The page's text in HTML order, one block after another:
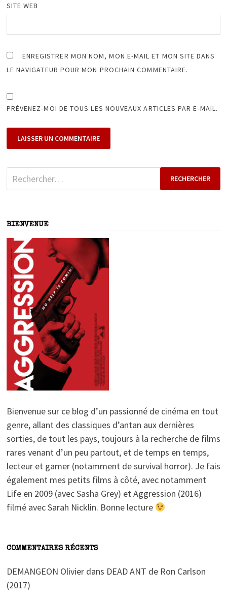
SITE WEB
ENREGISTRER MON NOM, MON E-MAIL ET MON SITE DANS
LE NAVIGATEUR POUR MON PROCHAIN COMMENTAIRE.
PRÉVENEZ-MOI DE TOUS LES NOUVEAUX ARTICLES PAR E-MAIL.
Rechercher :
BIENVENUE
Bienvenue sur ce blog d’un passionné de cinéma en tout
genre, allant des classiques d’antan aux dernières
sorties, de tout les pays, toujours à la recherche de films
rares venant d’un peu partout, et de temps en temps,
lecteur et gamer (notamment de survival horror). Je fais
également mes petits films à côté, avec notamment
Life en 2009 (avec Sasha Grey) et Aggression (2016)
filmé avec Sarah Nicklin. Bonne lecture
COMMENTAIRES RÉCENTS
DEMANGEON Olivierdans DEAD ANT de Ron Carlson
(2017)